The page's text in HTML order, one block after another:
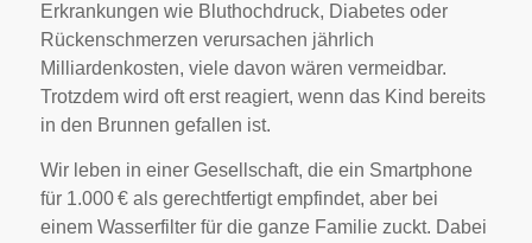
Erkrankungen wie Bluthochdruck, Diabetes oder
Rückenschmerzen verursachen jährlich
Milliardenkosten, viele davon wären vermeidbar.
Trotzdem wird oft erst reagiert, wenn das Kind bereits
in den Brunnen gefallen ist.
Wir leben in einer Gesellschaft, die ein Smartphone
für 1.000 € als gerechtfertigt empfindet, aber bei
einem Wasserfilter für die ganze Familie zuckt. Dabei